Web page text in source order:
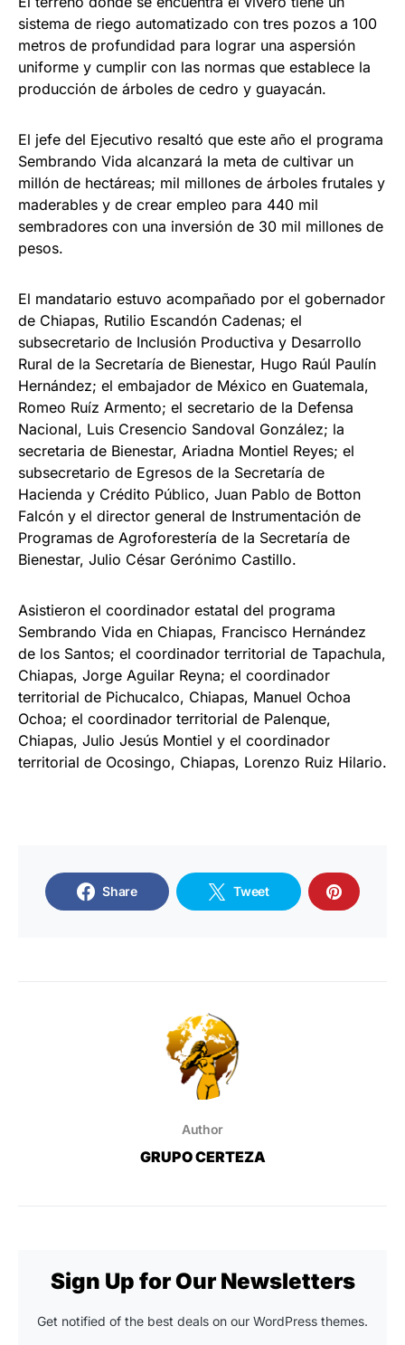
sistema de riego automatizado con tres pozos a 100
metros de profundidad para lograr una aspersión
uniforme y cumplir con las normas que establece la
producción de árboles de cedro y guayacán.
El jefe del Ejecutivo resaltó que este año el programa
Sembrando Vida alcanzará la meta de cultivar un
millón de hectáreas; mil millones de árboles frutales y
maderables y de crear empleo para 440 mil
sembradores con una inversión de 30 mil millones de
pesos.
El mandatario estuvo acompañado por el gobernador
de Chiapas, Rutilio Escandón Cadenas; el
subsecretario de Inclusión Productiva y Desarrollo
Rural de la Secretaría de Bienestar, Hugo Raúl Paulín
Hernández; el embajador de México en Guatemala,
Romeo Ruíz Armento; el secretario de la Defensa
Nacional, Luis Cresencio Sandoval González; la
secretaria de Bienestar, Ariadna Montiel Reyes; el
subsecretario de Egresos de la Secretaría de
Hacienda y Crédito Público, Juan Pablo de Botton
Falcón y el director general de Instrumentación de
Programas de Agroforestería de la Secretaría de
Bienestar, Julio César Gerónimo Castillo.
Asistieron el coordinador estatal del programa
Sembrando Vida en Chiapas, Francisco Hernández
de los Santos; el coordinador territorial de Tapachula,
Chiapas, Jorge Aguilar Reyna; el coordinador
territorial de Pichucalco, Chiapas, Manuel Ochoa
Ochoa; el coordinador territorial de Palenque,
Chiapas, Julio Jesús Montiel y el coordinador
territorial de Ocosingo, Chiapas, Lorenzo Ruiz Hilario.
Share Tweet
Author
GRUPO CERTEZA
Sign Up for Our Newsletters
Get notified of the best deals on our WordPress themes.